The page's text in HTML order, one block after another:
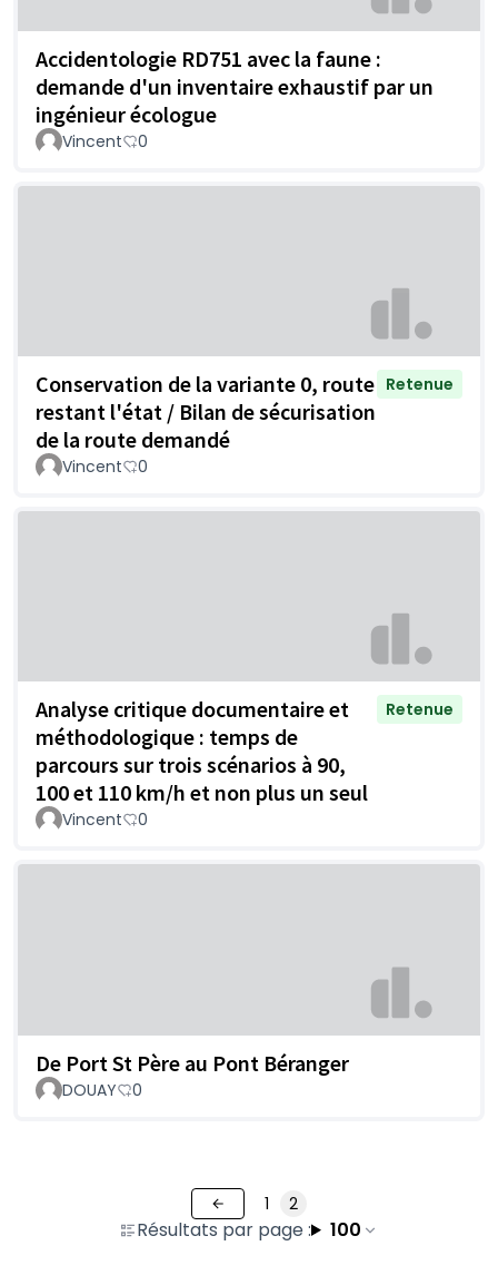
Accidentologie RD751 avec la faune :
demande d'un inventaire exhaustif par un
ingénieur écologue
Vincent 0
Conservation de la variante 0, route
restant l'état / Bilan de sécurisation
de la route demandé
Retenue
Vincent 0
Analyse critique documentaire et
méthodologique : temps de
parcours sur trois scénarios à 90,
100 et 110 km/h et non plus un seul
Retenue
Vincent 0
De Port St Père au Pont Béranger
DOUAY 0
Résultats par page : 100
1 2